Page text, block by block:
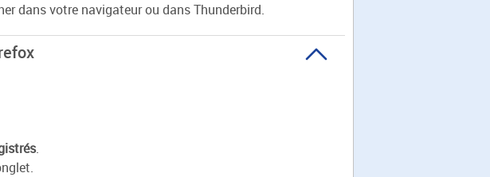
dans votre navigateur ou dans Thunderbird.
.